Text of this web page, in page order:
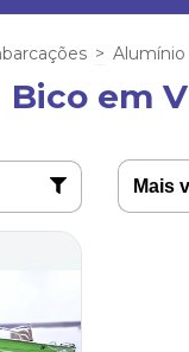
> Alumínio
Bico em V